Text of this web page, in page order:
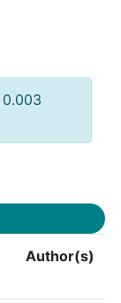
0.003
Author(s)